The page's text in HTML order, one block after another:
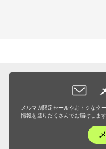
メルマガ限定セールやおトクなク
情報を盛りだくさんでお届けします